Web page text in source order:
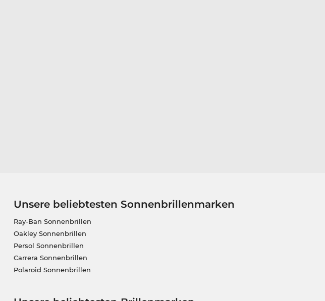
Unsere beliebtesten Sonnenbrillenmarken
Ray-Ban Sonnenbrillen
Oakley Sonnenbrillen
Persol Sonnenbrillen
Carrera Sonnenbrillen
Polaroid Sonnenbrillen